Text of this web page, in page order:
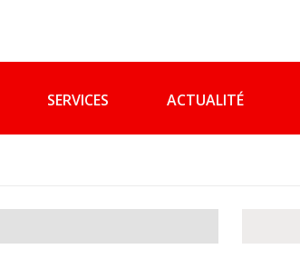
SERVICES ACTUALITÉ